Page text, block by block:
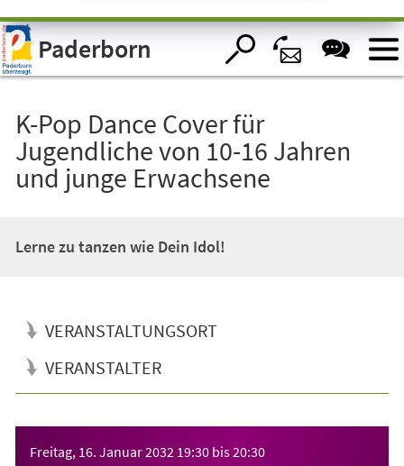
Visuelle
Assistenzsoftware
öffnen.Paderborn
K-Pop Dance Cover für
Jugendliche von 10-16 Jahren
und junge Erwachsene
Lerne zu tanzen wie Dein Idol!
VERANSTALTUNGSORT
VERANSTALTER
Freitag, 16. Januar 2032 19:30 bis20:30